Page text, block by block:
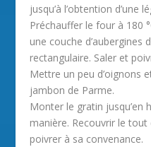
jusqu’à l’obtention d’une
Préchauffer le four à 180
une couche d’aubergines
rectangulaire. Saler et
Mettre un peu d’oignons
jambon de Parme.
Monter le gratin jusqu’en
manière. Recouvrir le
poivrer à sa convenance.